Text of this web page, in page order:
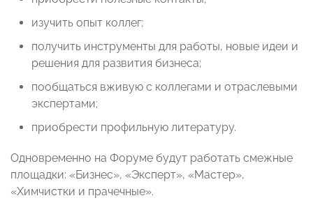
изучить опыт коллег;
получить инструменты для работы, новые идеи и
решения для развития бизнеса;
пообщаться вживую с коллегами и отраслевыми
экспертами;
приобрести профильную литературу.
Одновременно на Форуме будут работать смежные
площадки: «Бизнес», «Эксперт», «Мастер»,
«Химчистки и прачечные».